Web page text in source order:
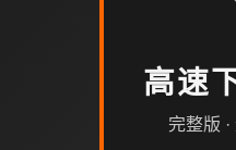
高速
完整版